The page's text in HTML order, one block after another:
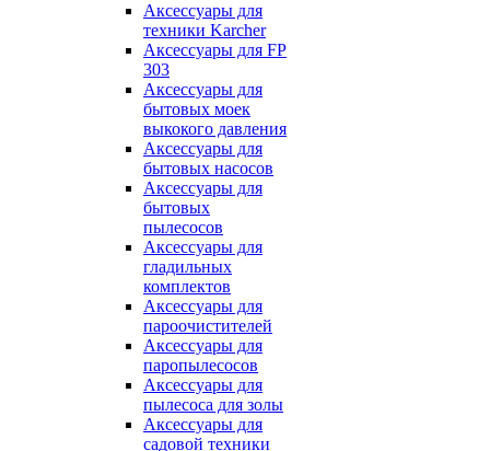
Аксессуары для
техники Karcher
Аксессуары для FP
303
Аксессуары для
бытовых моек
выкокого давления
Аксессуары для
бытовых насосов
Аксессуары для
бытовых
пылесосов
Аксессуары для
гладильных
комплектов
Аксессуары для
пароочистителей
Аксессуары для
паропылесосов
Аксессуары для
пылесоса для золы
Аксессуары для
садовой техники